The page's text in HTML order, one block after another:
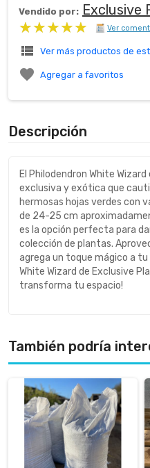
Vendido por: Exclusive
★★★★★
★★★★★ Ver
view_list Ver más productos de
 Agregar a favoritos
Descripción
El Philodendron White
exclusiva y exótica que
hermosas hojas verdes con
de 24-25 cm
es la opción perfecta para
colección de plantas.
agrega un toque mágico a tu
White Wizard de Exclusive
transforma tu espacio!
También podría